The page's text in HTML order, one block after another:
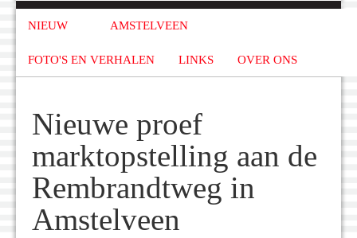
NIEUW AMSTELVEEN
FOTO'S EN VERHALEN LINKS OVER ONS
Nieuwe proef
marktopstelling aan de
Rembrandtweg in
Amstelveen